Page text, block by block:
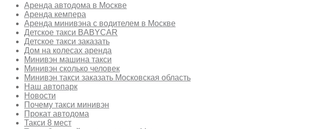
Аренда автодома в Москве
Аренда кемпера
Аренда минивэна с водителем в Москве
Детское такси BABYCAR
Детское такси заказать
Дом на колесах аренда
Минивэн машина такси
Минивэн сколько человек
Минивэн такси заказать Московская область
Наш автопарк
Новости
Почему такси минивэн
Прокат автодома
Такси 8 мест